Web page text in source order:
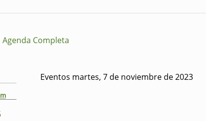
Agenda Completa
Eventos martes, 7 de noviembre de 2023